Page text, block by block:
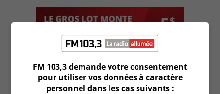
FM 103,3 demande votre consentement
pour utiliser vos données à caractère
personnel dans les cas suivants :